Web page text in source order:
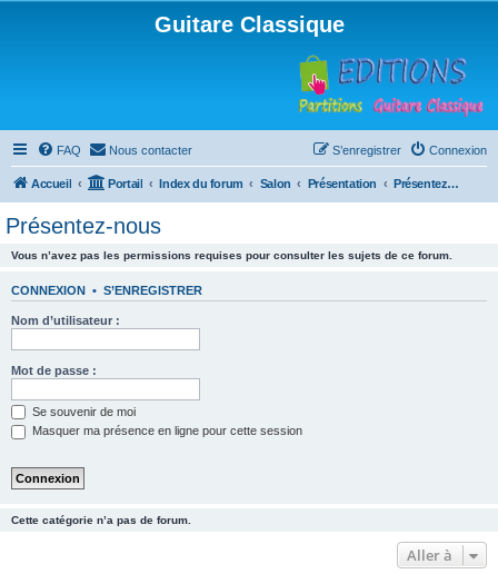
Guitare Classique
FAQ Nous contacter Connexion
S’enregistrer
Accueil Portail Index du forum Salon Présentation Présentez-nous
Présentez-nous
Vous n’avez pas les permissions requises pour consulter les sujets de ce forum.
CONNEXION • S’ENREGISTRER
Nom d’utilisateur :
Mot de passe :
Se souvenir de moi
Masquer ma présence en ligne pour cette session
Cette catégorie n’a pas de forum.
Aller à